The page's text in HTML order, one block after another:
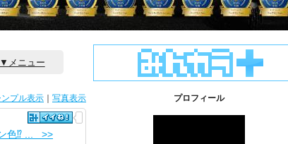
▼メニュー
ンプル表示 写真表示
色⁉ ... >>
プロフィール